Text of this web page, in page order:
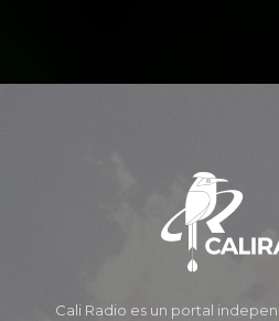
Cali Radio es un portal